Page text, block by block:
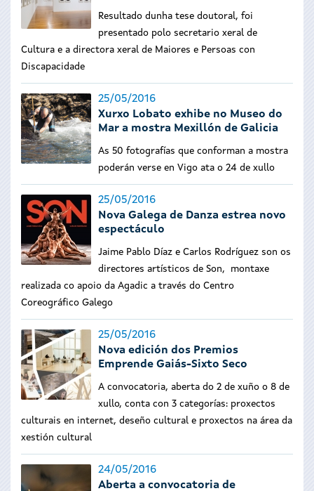
Resultado dunha tese doutoral, foi
presentado polo secretario xeral de
Cultura e a directora xeral de Maiores e Persoas con
Discapacidade
25/05/2016
Xurxo Lobato exhibe no Museo do
Mar a mostra Mexillón de Galicia
As 50 fotografías que conforman a mostra
poderán verse en Vigo ata o 24 de xullo
25/05/2016
Nova Galega de Danza estrea novo
espectáculo
Jaime Pablo Díaz e Carlos Rodríguez son os
directores artísticos de Son, montaxe
realizada co apoio da Agadic a través do Centro
Coreográfico Galego
25/05/2016
Nova edición dos Premios
Emprende Gaiás-Sixto Seco
A convocatoria, aberta do 2 de xuño o 8 de
xullo, conta con 3 categorías: proxectos
culturais en internet, deseño cultural e proxectos na área da
xestión cultural
24/05/2016
Aberta a convocatoria de